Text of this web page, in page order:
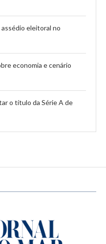
eleitoral no
economia e cenário
o título da Série A de